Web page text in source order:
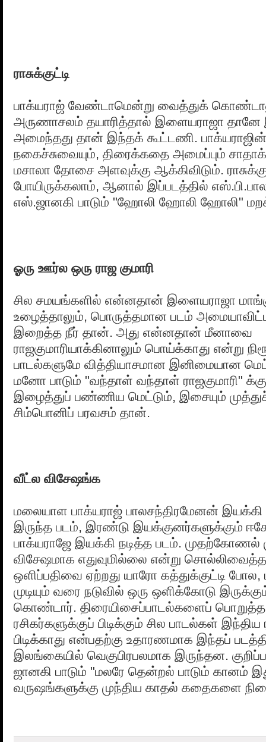
ராசுக்குட்டி
பாக்யராஜ் வேண்டாமென்று வைத்துக்
அருணாசலம் தயாரித்தால் இளையராஜா தானே
அமைந்தது தான் இந்தக் கூட்டணி.
நகைச்சுவையும், திரைக்கதை அமைப்பும்
மசாலா தோசை அளவுக்கு ஆக்கிவிடும்.
போயிருக்கலாம், ஆனால் இப்படத்தில்
எஸ்.ஜானகி பாடும் "ஹோலி ஹோலி ஹோலி"
ஓரு ஊர்ல ஒரு ராஜ குமாரி
சில சமயங்களில் என்னதான் இளையராஜா
உழைத்தாலும், பொருத்தமான படம்
இறைத்த நீர் தான். அது என்னதான் மீனாவை
ராஜகுமாரியாக்கினாலும் பொய்க்காது என்று
பாடல்களுமே வித்தியாசமான இனிமையான
மனோ பாடும் "வந்தாள் வந்தாள் ராஜகுமாரி"
இழைத்துப் பண்ணிய மெட்டும், இசையும்
சிம்பொனிப் பரவசம் தான்.
வீட்ல விசேஷங்க
மலையாள பாக்யராஜ் பாலசந்திரமேனன் இயக்கி
இருந்த படம், இரண்டு இயக்குனர்களுக்கும்
பாக்யராஜே இயக்கி நடித்த படம்.
விசேஷமாக எதுவுமில்லை என்று
ஒளிப்பதிவை ஏற்றது யாரோ கத்துக்குட்டி
முடியும் வரை நடுவில் ஒரு ஒளிக்கோடு
கொண்டார். திரையிசைப்பாடல்களைப்
ரசிகர்களுக்குப் பிடிக்கும் சில பாடல்கள் இந்திய
பிடிக்காது என்பதற்கு உதாரணமாக இந்தப்
இலங்கையில் வெகுபிரபலமாக இருந்தன.
ஜானகி பாடும் "மலரே தென்றல் பாடும் கானம்
வருஷங்களுக்கு முந்திய காதல் கதைகளை